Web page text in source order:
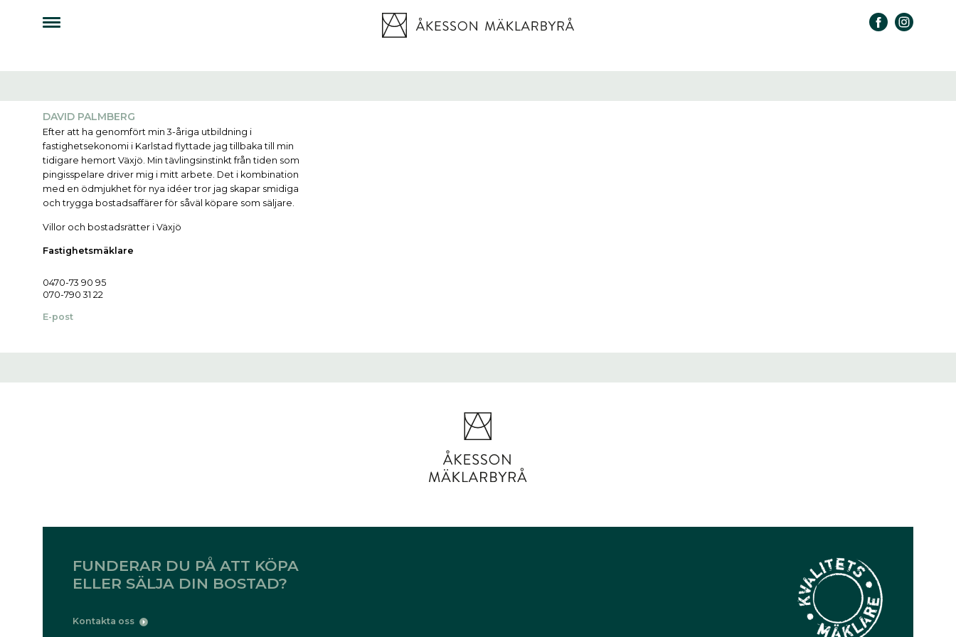
DAVID PALMBERG
Efter att ha genomfört min 3-åriga utbildning i
fastighetsekonomi i Karlstad flyttade jag tillbaka till min
tidigare hemort Växjö. Min tävlingsinstinkt från tiden som
pingisspelare driver mig i mitt arbete. Det i kombination
med en ödmjukhet för nya idéer tror jag skapar smidiga
och trygga bostadsaffärer för såväl köpare som säljare.
Villor och bostadsrätter i Växjö
Fastighetsmäklare
0470-73 90 95
070-790 31 22
E-post
FUNDERAR DU PÅ ATT KÖPA
ELLER SÄLJA DIN BOSTAD?
Kontakta oss